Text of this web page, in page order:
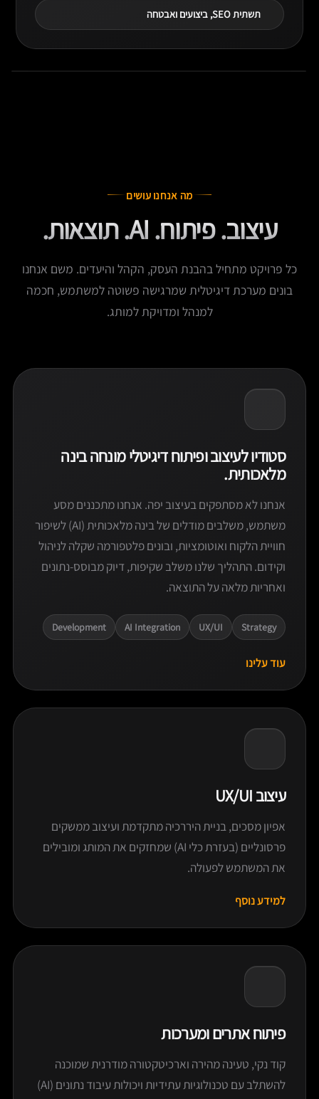
תשתית SEO, ביצועים ואבטחה
מה אנחנו עושים
עיצוב. פיתוח. AI. תוצאות.
כל פרויקט מתחיל בהבנת העסק, הקהל והיעדים. משם אנחנו
בונים מערכת דיגיטלית שמרגישה פשוטה למשתמש, חכמה
למנהל ומדויקת למותג.
סטודיו לעיצוב ופיתוח דיגיטלי מונחה בינה
מלאכותית.
אנחנו לא מסתפקים בעיצוב יפה. אנחנו מתכננים מסע
משתמש, משלבים מודלים של בינה מלאכותית (AI) לשיפור
חוויית הלקוח ואוטומציות, ובונים פלטפורמה שקלה לניהול
וקידום. התהליך שלנו משלב שקיפות, דיוק מבוסס-נתונים
ואחריות מלאה על התוצאה.
Strategy
UX/UI
AI Integration
Development
עוד עלינו
עיצוב UX/UI
אפיון מסכים, בניית היררכיה מתקדמת ועיצוב ממשקים
פרסונליים (בעזרת כלי AI) שמחזקים את המותג ומובילים
את המשתמש לפעולה.
למידע נוסף
פיתוח אתרים ומערכות
קוד נקי, טעינה מהירה וארכיטקטורה מודרנית שמוכנה
להשתלב עם טכנולוגיות עתידיות ויכולות עיבוד נתונים (AI)